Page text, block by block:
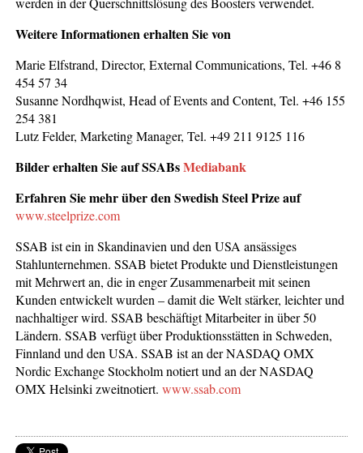
Weitere Informationen erhalten Sie von
Marie Elfstrand, Director, External Communications, Tel. +46 8
454 57 34
Susanne Nordhqwist, Head of Events and Content, Tel. +46 155
254 381
Lutz Felder, Marketing Manager, Tel. +49 211 9125 116
Bilder erhalten Sie auf SSABsMediabank
Erfahren Sie mehr über den Swedish Steel Prize auf
www.steelprize.com
SSAB ist ein in Skandinavien und den USA ansässiges
Stahlunternehmen. SSAB bietet Produkte und Dienstleistungen
mit Mehrwert an, die in enger Zusammenarbeit mit seinen
Kunden entwickelt wurden – damit die Welt stärker, leichter und
nachhaltiger wird. SSAB beschäftigt Mitarbeiter in über 50
Ländern. SSAB verfügt über Produktionsstätten in Schweden,
Finnland und den USA. SSAB ist an der NASDAQ OMX
Nordic Exchange Stockholm notiert und an der NASDAQ
OMX Helsinki zweitnotiert.www.ssab.com